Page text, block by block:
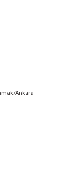
Ankara